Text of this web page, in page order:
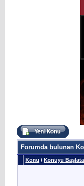
Forumda bulunan
Konu / Konuyu